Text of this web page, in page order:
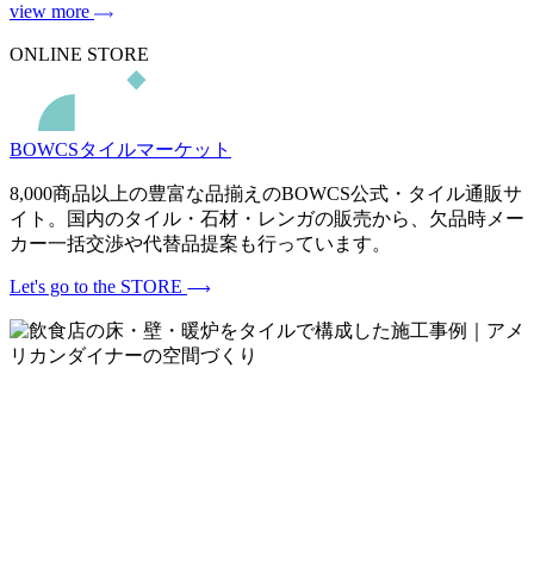
view more
ONLINE STORE
BOWCSタイルマーケット
8,000商品以上の豊富な品揃えのBOWCS公式・タイル通販サ
イト。国内のタイル・石材・レンガの販売から、欠品時メー
カー一括交渉や代替品提案も行っています。
Let's go to the STORE